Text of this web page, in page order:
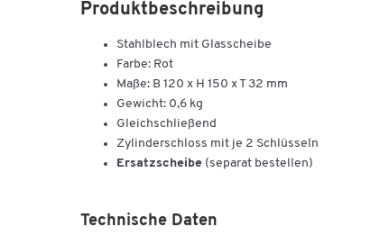
Produktbeschreibung
Stahlblech mit Glasscheibe
Farbe: Rot
Maße: B 120 x H 150 x T 32 mm
Gewicht: 0,6 kg
Gleichschließend
Zylinderschloss mit je 2 Schlüsseln
Ersatzscheibe (separat bestellen)
Technische Daten